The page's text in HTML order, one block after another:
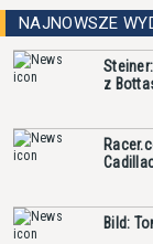
NAJNOWSZE
z
Bild: